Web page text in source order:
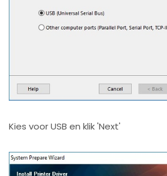
Kies voor USB en klik 'Next'